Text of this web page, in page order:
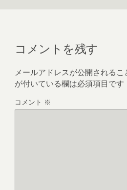
コメントを残す
メールアドレスが公開されるこ
が付いている欄は必須項目です
コメント ※